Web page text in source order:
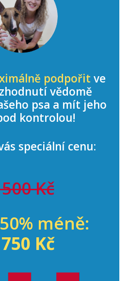
podpořit ve
vědomě
psa a mít jeho
kontrolou!
speciální cenu:
Kč
méně:
Kč